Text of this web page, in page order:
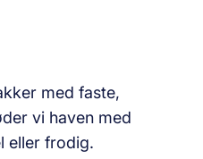
med faste,
vi haven med
eller frodig.